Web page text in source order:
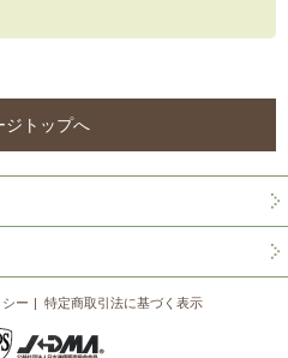
ジトップへ
ー 特定商取引法に基づく表示